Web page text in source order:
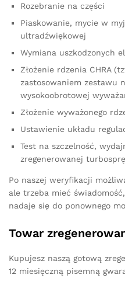
Rozebranie na części
Piaskowanie, mycie w
ultradźwiękowej
Wymiana uszkodzonych
Złożenie rdzenia CHRA
zastosowaniem zestawu
wysokoobrotowej
Złożenie wyważonego
Ustawienie układu
Test na szczelność,
zregenerowanej
Po naszej weryfikacji
ale trzeba mieć
nadaje się do ponownego
Towar
Kupujesz naszą gotową
12 miesięczną pisemną